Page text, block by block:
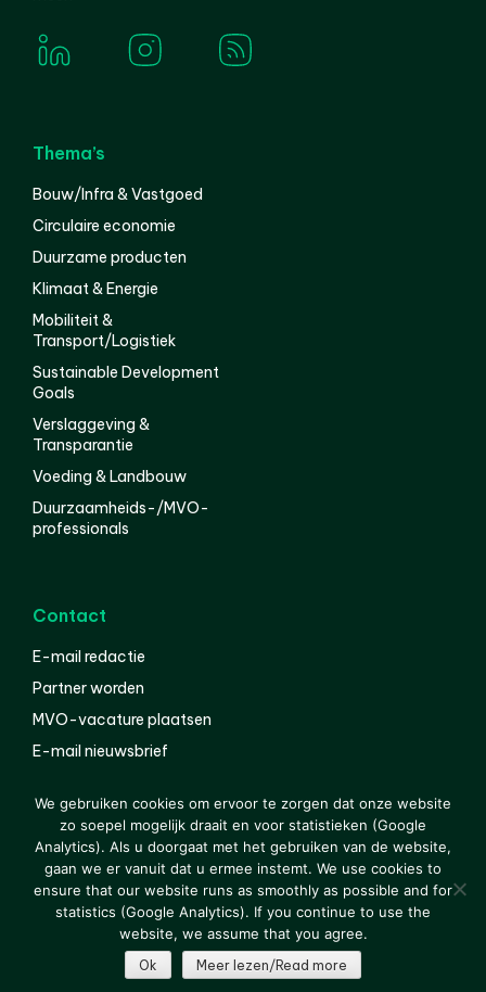
Thema’s
Bouw/Infra & Vastgoed
Circulaire economie
Duurzame producten
Klimaat & Energie
Mobiliteit &
Transport/Logistiek
Sustainable Development
Goals
Verslaggeving &
Transparantie
Voeding & Landbouw
Duurzaamheids-/MVO-
professionals
Contact
E-mail redactie
Partner worden
MVO-vacature plaatsen
E-mail nieuwsbrief
© 2000-2026 Van der Molen EIS Colofon
Disclaimer
Privacy
We gebruiken cookies om ervoor te zorgen dat onze website
zo soepel mogelijk draait en voor statistieken (Google
Analytics). Als u doorgaat met het gebruiken van de website,
gaan we er vanuit dat u ermee instemt. We use cookies to
ensure that our website runs as smoothly as possible and for
statistics (Google Analytics). If you continue to use the
website, we assume that you agree.
Ok Meer lezen/Read more